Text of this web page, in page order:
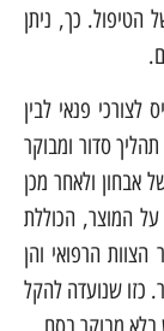
הטיפול. כך, ניתן
פנאי לבין
סדור ומבוקר
אבחון ולאחר מכן
המוצר, הכוללת
הרפואי והן
כזו שנועדה להקל